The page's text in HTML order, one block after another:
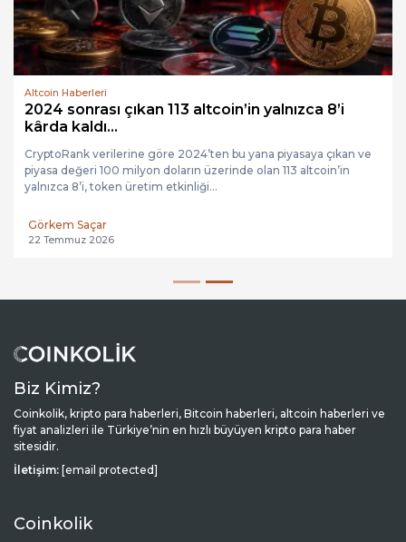
Altcoin Haberleri
2024 sonrası çıkan 113 altcoin’in yalnızca 8’i
kârda kaldı...
CryptoRank verilerine göre 2024’ten bu yana piyasaya çıkan ve
piyasa değeri 100 milyon doların üzerinde olan 113 altcoin’in
yalnızca 8’i, token üretim etkinliği...
Görkem Saçar
22 Temmuz 2026
Biz Kimiz?
Coinkolik, kripto para haberleri, Bitcoin haberleri, altcoin haberleri ve
fiyat analizleri ile Türkiye’nin en hızlı büyüyen kripto para haber
sitesidir.
İletişim: [email protected]
Coinkolik